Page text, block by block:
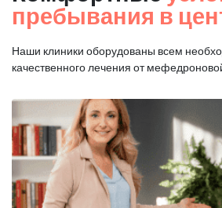
пребывания в
Наши клиники оборудованы всем
качественного лечения от